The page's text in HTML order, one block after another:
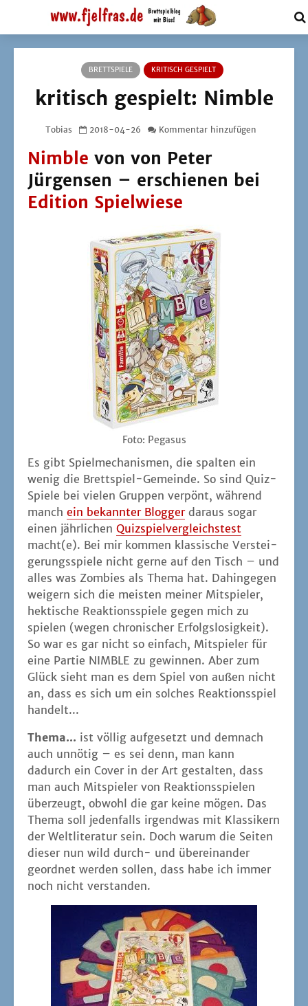
BRETTSPIELE KRITISCH GESPIELT
kritisch gespielt: Nimble
Tobias 2018-04-26 Kommentar hinzufügen
Nimble von von Peter
Jürgensen – erschienen bei
Edition Spielwiese
Foto: Pega­sus
Es gibt Spiel­me­cha­nis­men, die spal­ten ein
wenig die Brett­spiel-Gemein­de. So sind Quiz-
Spie­le bei vie­len Grup­pen ver­pönt, wäh­rend
manch ein bekann­ter Blog­gerdar­aus sogar
einen jähr­li­chen Quiz­spiel­ver­gleichs­test
macht(e). Bei mir kom­men klas­si­sche Ver­stei­
ge­rungs­spie­le nicht ger­ne auf den Tisch – und
alles was Zom­bies als The­ma hat. Dahin­ge­gen
wei­gern sich die meis­ten mei­ner Mit­spie­ler,
hek­ti­sche Reak­ti­ons­spie­le gegen mich zu
spie­len (wegen chro­ni­scher Erfolgs­lo­sig­keit).
So war es gar nicht so ein­fach, Mit­spie­ler für
eine Par­tie NIMBLE zu gewin­nen. Aber zum
Glück sieht man es dem Spiel von außen nicht
an, dass es sich um ein sol­ches Reak­ti­ons­spiel
handelt...
The­ma... ist völ­lig auf­ge­setzt und dem­nach
auch unnö­tig – es sei denn, man kann
dadurch ein Cover in der Art gestal­ten, dass
man auch Mit­spie­ler von Reak­ti­ons­spie­len
über­zeugt, obwohl die gar kei­ne mögen. Das
The­ma soll jeden­falls irgend­was mit Klas­si­kern
der Welt­li­te­ra­tur sein. Doch war­um die Sei­ten
die­ser nun wild durch- und über­ein­an­der
geord­net wer­den sol­len, dass habe ich immer
noch nicht verstanden.